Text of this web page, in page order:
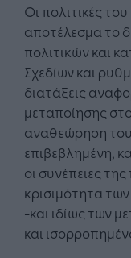
Οι πολιτικές
αποτέλεσμα το
πολιτικών και
Σχεδίων και
διατάξεις
μεταποίησης
αναθεώρηση
επιβεβλημένη,
οι συνέπειες
κρισιμότητα
-και ιδίως των
και